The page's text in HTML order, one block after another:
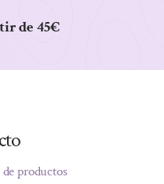
de 45€
productos